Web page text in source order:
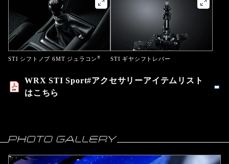
STI シフトノブ 6MT ジュラコン® STI ギヤシフトレバー
WRX STI Sport#アクセサリーアイテムリスト
はこちら